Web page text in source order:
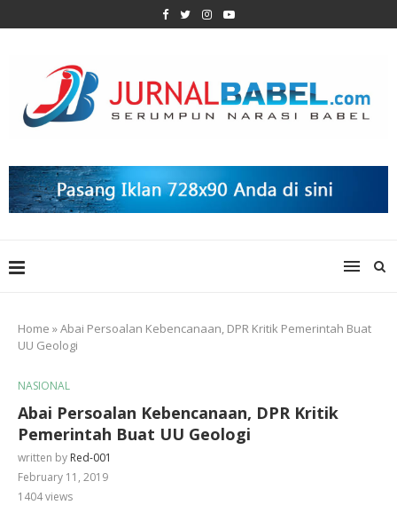
Home »Abai Persoalan Kebencanaan, DPR Kritik Pemerintah Buat
UU Geologi
NASIONAL
Abai Persoalan Kebencanaan, DPR Kritik
Pemerintah Buat UU Geologi
written by Red-001
February 11, 2019
1404views